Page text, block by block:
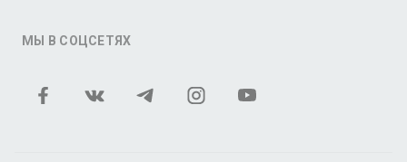
МЫ В СОЦСЕТЯХ